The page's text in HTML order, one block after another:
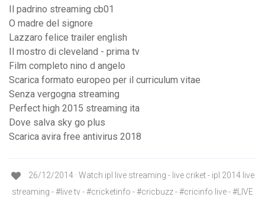
Il padrino streaming cb01
O madre del signore
Lazzaro felice trailer english
Il mostro di cleveland - prima tv
Film completo nino d angelo
Scarica formato europeo per il curriculum vitae
Senza vergogna streaming
Perfect high 2015 streaming ita
Dove salva sky go plus
Scarica avira free antivirus 2018
26/12/2014 · Watch ipl live streaming - live criket - ipl 2014 live
streaming - #live tv - #cricketinfo - #cricbuzz - #cricinfo live - #LIVE